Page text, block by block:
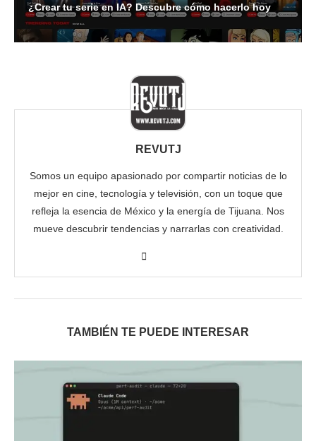
¿Crear tu serie en IA? Descubre cómo hacerlo hoy
REVUTJ
Somos un equipo apasionado por compartir noticias de lo
mejor en cine, tecnología y televisión, con un toque que
refleja la esencia de México y la energía de Tijuana. Nos
mueve descubrir tendencias y narrarlas con creatividad.
TAMBIÉN TE PUEDE INTERESAR